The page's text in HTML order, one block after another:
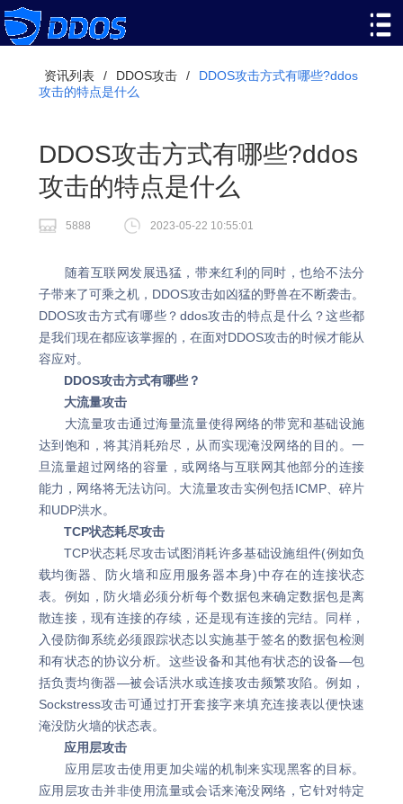
资讯列表 / DDOS攻击 /
DDOS攻击方式有哪些?ddos
攻击的特点是什么
DDOS攻击方式有哪些?ddos
攻击的特点是什么
5888 2023-05-22 10:55:01
随着互联网发展迅猛，带来红利的同时，也给不法分
子带来了可乘之机，DDOS攻击如凶猛的野兽在不断袭击。
DDOS攻击方式有哪些？ddos攻击的特点是什么？这些都
是我们现在都应该掌握的，在面对DDOS攻击的时候才能从
容应对。
DDOS攻击方式有哪些？
大流量攻击
大流量攻击通过海量流量使得网络的带宽和基础设施
达到饱和，将其消耗殆尽，从而实现淹没网络的目的。一
旦流量超过网络的容量，或网络与互联网其他部分的连接
能力，网络将无法访问。大流量攻击实例包括ICMP、碎片
和UDP洪水。
TCP状态耗尽攻击
TCP状态耗尽攻击试图消耗许多基础设施组件(例如负
载均衡器、防火墙和应用服务器本身)中存在的连接状态
表。例如，防火墙必须分析每个数据包来确定数据包是离
散连接，现有连接的存续，还是现有连接的完结。同样，
入侵防御系统必须跟踪状态以实施基于签名的数据包检测
和有状态的协议分析。这些设备和其他有状态的设备—包
括负责均衡器—被会话洪水或连接攻击频繁攻陷。例如，
Sockstress攻击可通过打开套接字来填充连接表以便快速
淹没防火墙的状态表。
应用层攻击
应用层攻击使用更加尖端的机制来实现黑客的目标。
应用层攻击并非使用流量或会话来淹没网络，它针对特定